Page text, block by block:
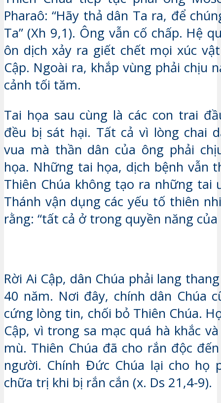
Pharaô: “Hãy thả dân Ta ra, để
Ta” (Xh 9,1). Ông vẫn cố chấp. Hệ
ôn dịch xảy ra giết chết mọi xúc
Cập. Ngoài ra, khắp vùng phải chịu
cảnh tối tăm.
Tai họa sau cùng là các con trai
đều bị sát hại. Tất cả vì lòng chai
vua mà thần dân của ông phải
họa. Những tai họa, dịch bệnh vẫn
Thiên Chúa không tạo ra những tai
Thánh vận dụng các yếu tố thiên
rằng: “tất cả ở trong quyền năng của
Rời Ai Cập, dân Chúa phải lang
40 năm. Nơi đây, chính dân Chúa
cứng lòng tin, chối bỏ Thiên Chúa.
Cập, vì trong sa mạc quá hà khắc
mù. Thiên Chúa đã cho rắn độc
người. Chính Đức Chúa lại cho họ
chữa trị khi bị rắn cắn (x. Ds 21,4-9).